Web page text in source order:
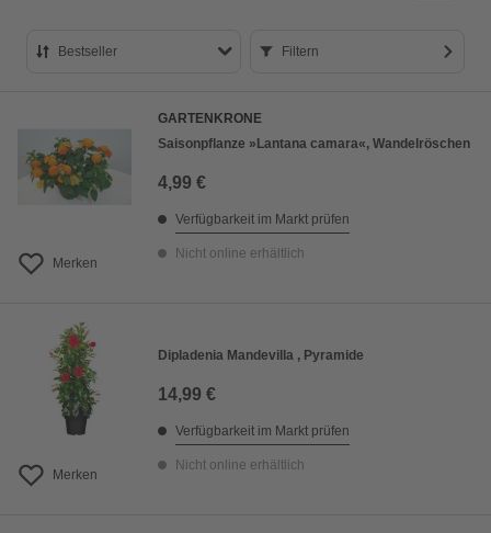
Bestseller
Preis aufsteigend
Preis absteigend
Filtern
Merken
GARTENKRONE
Saisonpflanze »Lantana camara«, Wandelröschen
4,99 €
Verfügbarkeit im Markt prüfen
Nicht online erhältlich
Merken
Dipladenia Mandevilla , Pyramide
14,99 €
Verfügbarkeit im Markt prüfen
Nicht online erhältlich